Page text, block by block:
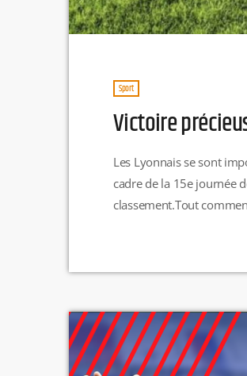
Sport
Victoire
Les Lyonnais se sont
cadre de la 15e journée
classement.Tout